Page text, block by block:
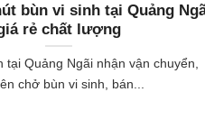
bùn vi sinh tại Quảng
rẻ chất lượng
tại Quảng Ngãi nhận vận chuyển,
chở bùn vi sinh, bán...